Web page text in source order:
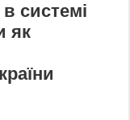
системі
як